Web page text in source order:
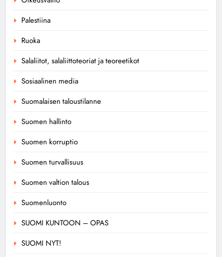
Palestiina
Ruoka
Salaliitot, salaliittoteoriat ja teoreetikot
Sosiaalinen media
Suomalaisen taloustilanne
Suomen hallinto
Suomen korruptio
Suomen turvallisuus
Suomen valtion talous
Suomenluonto
SUOMI KUNTOON – OPAS
SUOMI NYT!